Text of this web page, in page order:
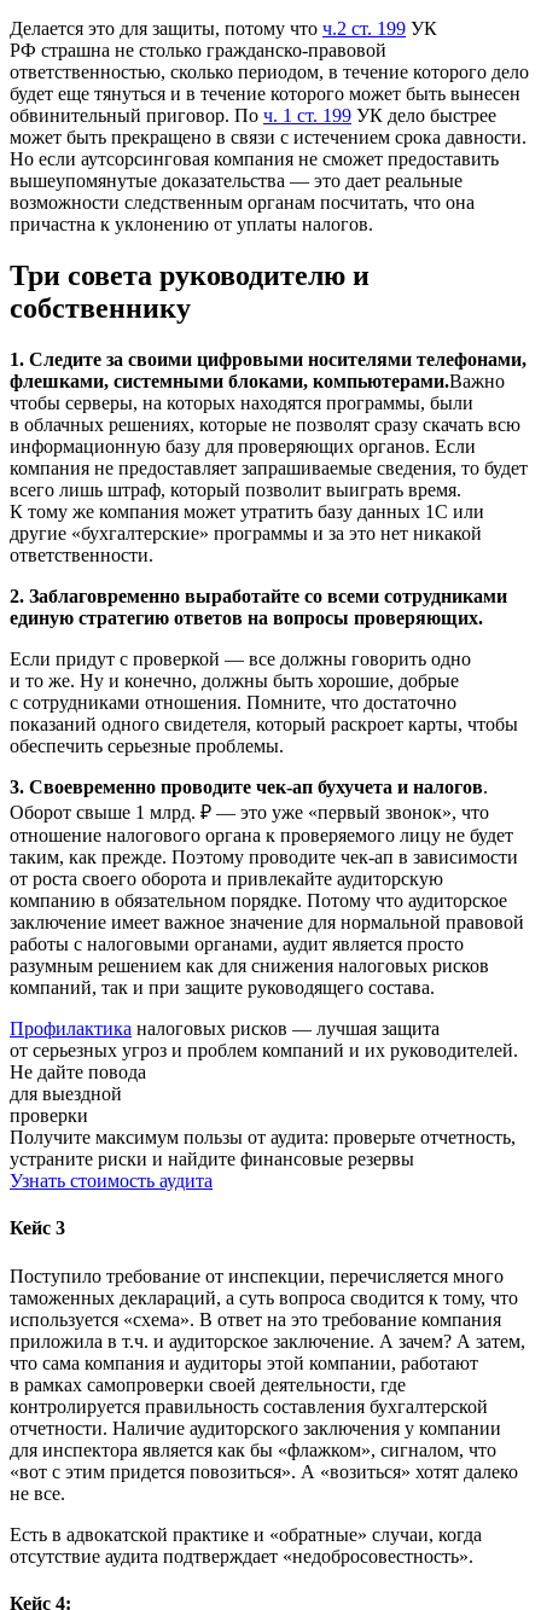
Делается это для защиты, потому что ч.2 ст. 199 УК
РФ страшна не столько гражданско-правовой
ответственностью, сколько периодом, в течение которого дело
будет еще тянуться и в течение которого может быть вынесен
обвинительный приговор. По ч. 1 ст. 199 УК дело быстрее
может быть прекращено в связи с истечением срока давности.
Но если аутсорсинговая компания не сможет предоставить
вышеупомянутые доказательства — это дает реальные
возможности следственным органам посчитать, что она
причастна к уклонению от уплаты налогов.
Три совета руководителю и
собственнику
1. Следите за своими цифровыми носителями телефонами,
флешками, системными блоками, компьютерами.Важно
чтобы серверы, на которых находятся программы, были
в облачных решениях, которые не позволят сразу скачать всю
информационную базу для проверяющих органов. Если
компания не предоставляет запрашиваемые сведения, то будет
всего лишь штраф, который позволит выиграть время.
К тому же компания может утратить базу данных 1С или
другие «бухгалтерские» программы и за это нет никакой
ответственности.
2. Заблаговременно выработайте со всеми сотрудниками
единую стратегию ответов на вопросы проверяющих.
Если придут с проверкой — все должны говорить одно
и то же. Ну и конечно, должны быть хорошие, добрые
с сотрудниками отношения. Помните, что достаточно
показаний одного свидетеля, который раскроет карты, чтобы
обеспечить серьезные проблемы.
3. Своевременно проводите чек-ап бухучета и налогов.
Оборот свыше 1 млрд. ₽ — это уже «первый звонок», что
отношение налогового органа к проверяемого лицу не будет
таким, как прежде. Поэтому проводите чек-ап в зависимости
от роста своего оборота и привлекайте аудиторскую
компанию в обязательном порядке. Потому что аудиторское
заключение имеет важное значение для нормальной правовой
работы с налоговыми органами, аудит является просто
разумным решением как для снижения налоговых рисков
компаний, так и при защите руководящего состава.
Профилактика налоговых рисков — лучшая защита
от серьезных угроз и проблем компаний и их руководителей.
Не дайте повода
для выездной
проверки
Получите максимум пользы от аудита: проверьте отчетность,
устраните риски и найдите финансовые резервы
Узнать стоимость аудита
Кейс 3
Поступило требование от инспекции, перечисляется много
таможенных деклараций, а суть вопроса сводится к тому, что
используется «схема». В ответ на это требование компания
приложила в т.ч. и аудиторское заключение. А зачем? А затем,
что сама компания и аудиторы этой компании, работают
в рамках самопроверки своей деятельности, где
контролируется правильность составления бухгалтерской
отчетности. Наличие аудиторского заключения у компании
для инспектора является как бы «флажком», сигналом, что
«вот с этим придется повозиться». А «возиться» хотят далеко
не все.
Есть в адвокатской практике и «обратные» случаи, когда
отсутствие аудита подтверждает «недобросовестность».
Кейс 4: